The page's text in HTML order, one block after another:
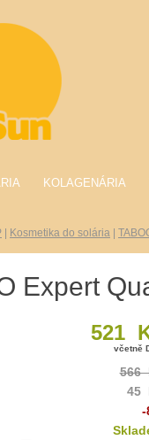
KOLAGENÁRIA
Kosmetika do solária
Expert
521
včetně
566
45
-